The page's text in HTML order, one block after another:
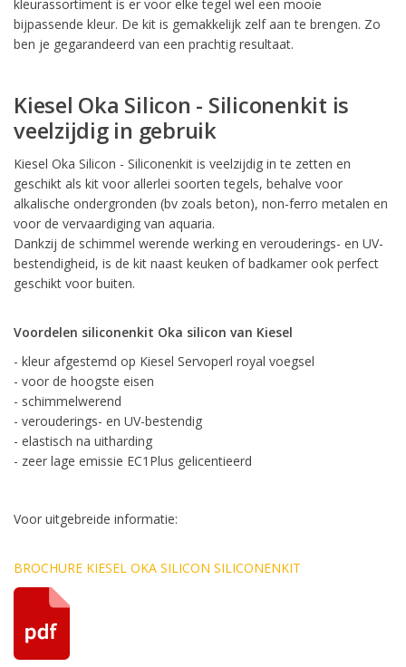
kleurassortiment is er voor elke tegel wel een mooie
bijpassende kleur. De kit is gemakkelijk zelf aan te brengen. Zo
ben je gegarandeerd van een prachtig resultaat.
Kiesel Oka Silicon - Siliconenkit is
veelzijdig in gebruik
Kiesel Oka Silicon - Siliconenkit is veelzijdig in te zetten en
geschikt als kit voor allerlei soorten tegels, behalve voor
alkalische ondergronden (bv zoals beton), non-ferro metalen en
voor de vervaardiging van aquaria.
Dankzij de schimmel werende werking en verouderings- en UV-
bestendigheid, is de kit naast keuken of badkamer ook perfect
geschikt voor buiten.
Voordelen siliconenkit Oka silicon van Kiesel
- kleur afgestemd op Kiesel Servoperl royal voegsel
- voor de hoogste eisen
- schimmelwerend
- verouderings- en UV-bestendig
- elastisch na uitharding
- zeer lage emissie EC1Plus gelicentieerd
Voor uitgebreide informatie:
BROCHURE KIESEL OKA SILICON SILICONENKIT